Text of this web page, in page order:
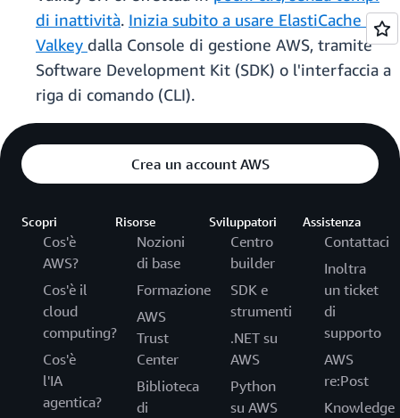
di inattività. Inizia subito a usare ElastiCache per
Valkey dalla Console di gestione AWS, tramite
Software Development Kit (SDK) o l'interfaccia a
riga di comando (CLI).
Crea un account AWS
Scopri
Cos'è
AWS?
Cos'è il
cloud
computing?
Cos'è
l'IA
agentica?
Risorse
Nozioni
di base
Formazione
AWS
Trust
Center
Biblioteca
di
Sviluppatori
Centro
builder
SDK e
strumenti
.NET su
AWS
Python
su AWS
Assistenza
Contattaci
Inoltra
un ticket
di
supporto
AWS
re:Post
Knowledge